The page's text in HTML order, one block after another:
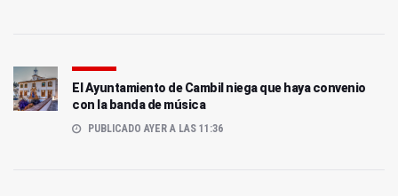
El Ayuntamiento de Cambil niega que haya convenio
con la banda de música
PUBLICADO AYER A LAS 11:36